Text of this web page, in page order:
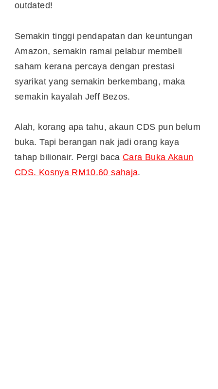
outdated!
Semakin tinggi pendapatan dan keuntungan
Amazon, semakin ramai pelabur membeli
saham kerana percaya dengan prestasi
syarikat yang semakin berkembang, maka
semakin kayalah Jeff Bezos.
Alah, korang apa tahu, akaun CDS pun belum
buka. Tapi berangan nak jadi orang kaya
tahap bilionair. Pergi baca Cara Buka Akaun
CDS. Kosnya RM10.60 sahaja.